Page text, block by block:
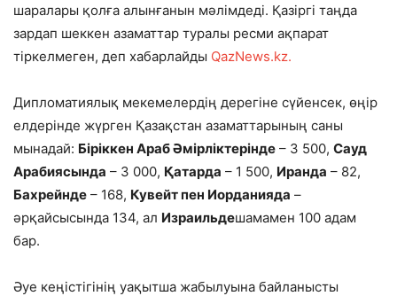
шаралары қолға алынғанын мәлімдеді. Қазіргі таңда
зардап шеккен азаматтар туралы ресми ақпарат
тіркелмеген, деп хабарлайды QazNews.kz.
Дипломатиялық мекемелердің дерегіне сүйенсек, өңір
елдерінде жүрген Қазақстан азаматтарының саны
мынадай: Біріккен Араб Әмірліктерінде – 3 500, Сауд
Арабиясында – 3 000, Қатарда – 1 500, Иранда – 82,
Бахрейнде – 168, Кувейт пен Иорданияда –
әрқайсысында 134, ал Израильдешамамен 100 адам
бар.
Әуе кеңістігінің уақытша жабылуына байланысты